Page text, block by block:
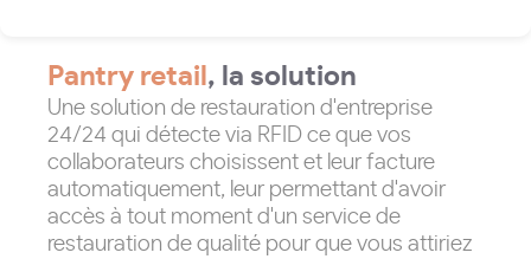
Pantry retail , la solution
Une solution de restauration d'entreprise
24/24 qui détecte via RFID ce que vos
collaborateurs choisissent et leur facture
automatiquement, leur permettant d'avoir
accès à tout moment d'un service de
restauration de qualité pour que vous attiriez